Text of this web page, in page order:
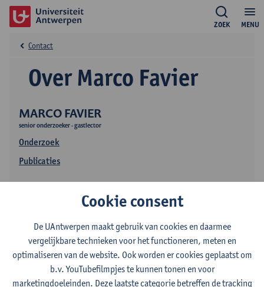
MENU
ZOEK
MARCO FAVIER
senior onderzoeker - gastlector
Onderzoek
Publicaties
Over Marco Favier
Contact
Contact
Cookie consent
De UAntwerpen maakt gebruik van cookies en daarmee
vergelijkbare technieken voor het functioneren, meten en
optimaliseren van de website. Ook worden er cookies geplaatst om
b.v. YouTubefilmpjes te kunnen tonen en voor
marketingdoeleinden. Deze laatste categorie betreffen de tracking